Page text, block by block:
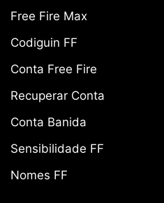
Free Fire Max
Codiguin FF
Conta Free Fire
Recuperar Conta
Conta Banida
Sensibilidade FF
Nomes FF